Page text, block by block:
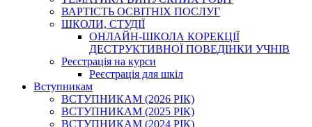
ВАРТІСТЬ ОСВІТНІХ ПОСЛУГ
ШКОЛИ, СТУДІЇ
ОНЛАЙН-ШКОЛА КОРЕКЦІЇ
ДЕСТРУКТИВНОЇ ПОВЕДІНКИ УЧНІВ
Реєстрація на курси
Реєстрація для шкіл
Вступникам
ВСТУПНИКАМ (2026 РІК)
ВСТУПНИКАМ (2025 РІК)
ВСТУПНИКАМ (2024 РІК)